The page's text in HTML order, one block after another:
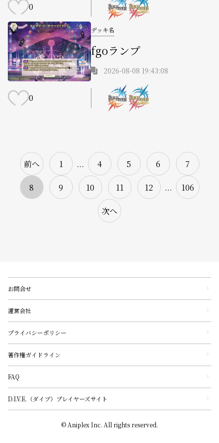
0
デッキ名
fgoランプ
2026-08-08 19:43:08
0
前へ 1 ... 4 5 6 7
8 9 10 11 12 ... 106
次へ
お問合せ
運営会社
プライバシーポリシー
著作権ガイドライン
FAQ
D.I.V.E.（ダイブ）プレイヤーズサイト
© Aniplex Inc. All rights reserved.